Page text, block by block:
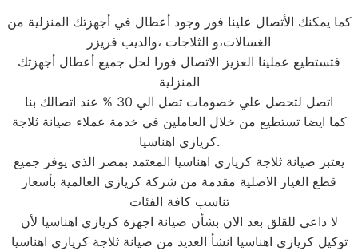
كما يمكنك الأتصال علينا فور وجود أعطال في أجهزتك المنزلية من
الغسالات،و الثلاجات ،والديب فريزر
فتستطيع عملينا العزيز الاتصال فورا لحل جميع أعطال أجهزتك
المنزلية
اتصل لتحصل علي خصومات تصل الي 30 % عند اتصالك بنا
كما ايضا تستطيع من خلال العاملين في خدمة عملاء صيانة ثلاجة
كريازي اهناسيا.
يعتبر صيانة ثلاجة كريازي اهناسيا المعتمد بمصر الذى يوفر جميع
قطع الغيار الاصلية مقدمة من شركة كريازي العالمية بأسعار
تناسب كافة الفئات
لا داعي للقلق بعد الان بشأن صيانة اجهزة كريازي اهناسيا لأن
توكيل كريازي اهناسيا انشأ العديد من صيانة ثلاجة كريازي اهناسيا